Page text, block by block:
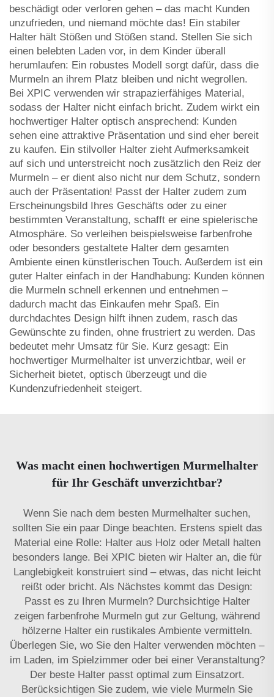
beschädigt oder verloren gehen – das macht Kunden
unzufrieden, und niemand möchte das! Ein stabiler
Halter hält Stößen und Stößen stand. Stellen Sie sich
einen belebten Laden vor, in dem Kinder überall
herumlaufen: Ein robustes Modell sorgt dafür, dass die
Murmeln an ihrem Platz bleiben und nicht wegrollen.
Bei XPIC verwenden wir strapazierfähiges Material,
sodass der Halter nicht einfach bricht. Zudem wirkt ein
hochwertiger Halter optisch ansprechend: Kunden
sehen eine attraktive Präsentation und sind eher bereit
zu kaufen. Ein stilvoller Halter zieht Aufmerksamkeit
auf sich und unterstreicht noch zusätzlich den Reiz der
Murmeln – er dient also nicht nur dem Schutz, sondern
auch der Präsentation! Passt der Halter zudem zum
Erscheinungsbild Ihres Geschäfts oder zu einer
bestimmten Veranstaltung, schafft er eine spielerische
Atmosphäre. So verleihen beispielsweise farbenfrohe
oder besonders gestaltete Halter dem gesamten
Ambiente einen künstlerischen Touch. Außerdem ist ein
guter Halter einfach in der Handhabung: Kunden können
die Murmeln schnell erkennen und entnehmen –
dadurch macht das Einkaufen mehr Spaß. Ein
durchdachtes Design hilft ihnen zudem, rasch das
Gewünschte zu finden, ohne frustriert zu werden. Das
bedeutet mehr Umsatz für Sie. Kurz gesagt: Ein
hochwertiger Murmelhalter ist unverzichtbar, weil er
Sicherheit bietet, optisch überzeugt und die
Kundenzufriedenheit steigert.
Was macht einen hochwertigen Murmelhalter
für Ihr Geschäft unverzichtbar?
Wenn Sie nach dem besten Murmelhalter suchen,
sollten Sie ein paar Dinge beachten. Erstens spielt das
Material eine Rolle: Halter aus Holz oder Metall halten
besonders lange. Bei XPIC bieten wir Halter an, die für
Langlebigkeit konstruiert sind – etwas, das nicht leicht
reißt oder bricht. Als Nächstes kommt das Design:
Passt es zu Ihren Murmeln? Durchsichtige Halter
zeigen farbenfrohe Murmeln gut zur Geltung, während
hölzerne Halter ein rustikales Ambiente vermitteln.
Überlegen Sie, wo Sie den Halter verwenden möchten –
im Laden, im Spielzimmer oder bei einer Veranstaltung?
Der beste Halter passt optimal zum Einsatzort.
Berücksichtigen Sie zudem, wie viele Murmeln Sie